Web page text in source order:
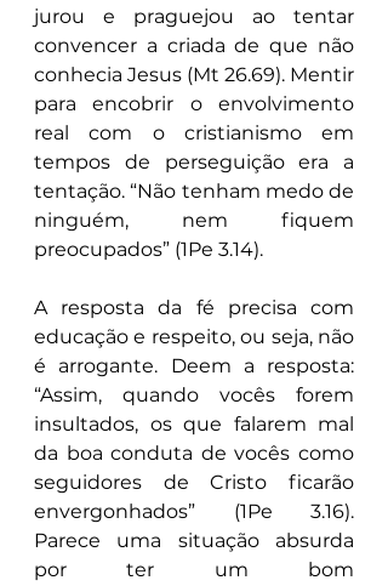
jurou e praguejou ao tentar
convencer a criada de que não
conhecia Jesus (Mt 26.69). Mentir
para encobrir o envolvimento
real com o cristianismo em
tempos de perseguição era a
tentação. “Não tenham medo de
ninguém, nem fiquem
preocupados” (1Pe 3.14).
A resposta da fé precisa com
educação e respeito, ou seja, não
é arrogante. Deem a resposta:
“Assim, quando vocês forem
insultados, os que falarem mal
da boa conduta de vocês como
seguidores de Cristo ficarão
envergonhados” (1Pe 3.16).
Parece uma situação absurda
por ter um bom